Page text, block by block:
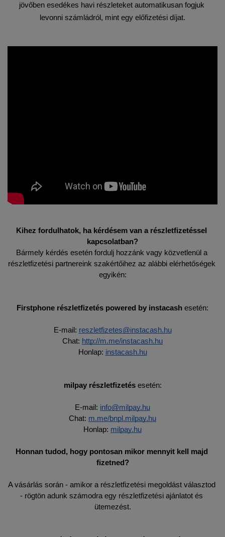
jövőben esedékes havi részleteket automatikusan fogjuk
levonni számládról, mint egy előfizetési díjat.
Kihez fordulhatok, ha kérdésem van a részletfizetéssel
kapcsolatban?
Bármely kérdés esetén fordulj hozzánk vagy közvetlenül a
részletfizetési partnereink szakértőihez az alábbi elérhetőségek
egyikén:
Firstphone részletfizetés powered by instacash esetén:
E-mail: reszletfizetes@instacash.hu
Chat: http://m.me/instacash.hu
Honlap: instacash.hu
milpay részletfizetés esetén:
E-mail: info@milpay.hu
Chat: m.me/bnpl.milpay.hu
Honlap: milpay.hu
Honnan tudod, hogy pontosan mikor mennyit kell majd
fizetned?
A vásárlás során - amikor a részletfizetési megoldást választod
- rögtön adunk számodra egy részletfizetési ajánlatot és
ütemezést.